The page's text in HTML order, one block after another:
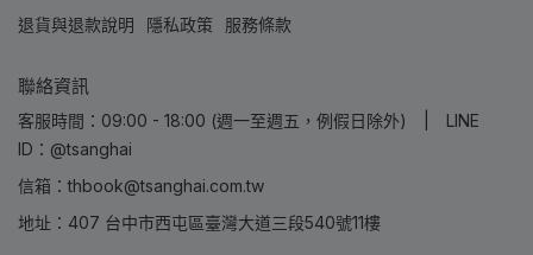
退貨與退款說明
隱私政策 服務條款
聯絡資訊
客服時間：09:00 - 18:00 (週一至週五，例假日除外) | LINE
ID：@tsanghai
信箱：thbook@tsanghai.com.tw
地址：407 台中市西屯區臺灣大道三段540號11樓